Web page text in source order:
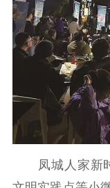
党建
紫金
凤城人家新时